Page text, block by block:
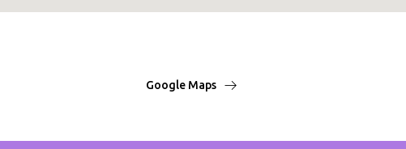
Google Maps